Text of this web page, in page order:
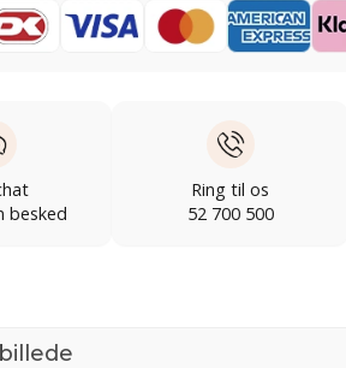
besked
Ring til os
52 700 500